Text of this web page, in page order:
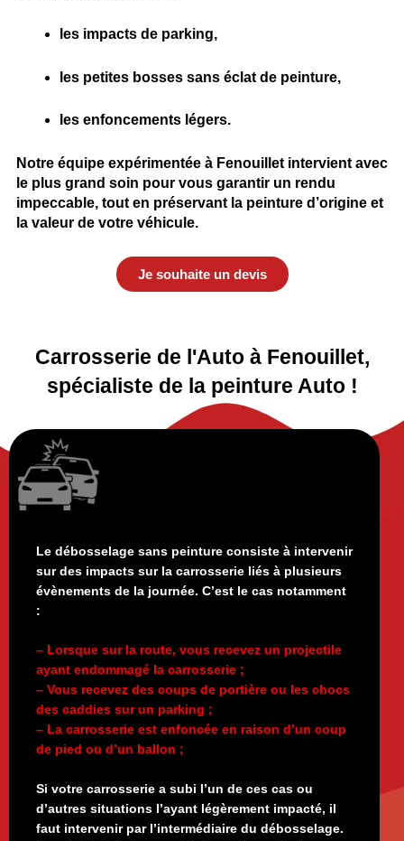
les impacts de parking,
les petites bosses sans éclat de peinture,
les enfoncements légers.
Notre équipe expérimentée à Fenouilletintervient avec
le plus grand soin pour vous garantir un rendu
impeccable, tout en préservant la peinture d’origineet
la valeur de votre véhicule.
Je souhaite un devis
Carrosserie de l'Auto à Fenouillet,
spécialiste de la peinture Auto !
Le débosselage sans peinture consiste à intervenir
sur des impacts sur la carrosserie liés à plusieurs
évènements de la journée. C’est le cas notamment
:
– Lorsque sur la route, vous recevez un projectile
ayant endommagé la carrosserie ;
– Vous recevez des coups de portière ou les chocs
des caddies sur un parking ;
– La carrosserie est enfoncée en raison d’un coup
de pied ou d’un ballon ;
Si votre carrosserie a subi l’un de ces cas ou
d’autres situations l’ayant légèrement impacté, il
faut intervenir par l’intermédiaire du débosselage.